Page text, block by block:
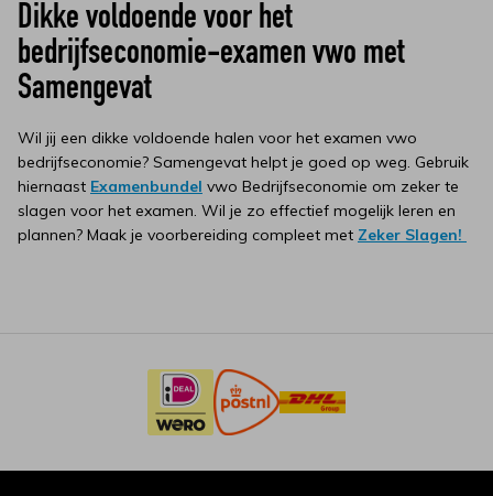
Dikke voldoende voor het
bedrijfseconomie-examen vwo met
Samengevat
Wil jij een dikke voldoende halen voor het examen vwo
bedrijfseconomie? Samengevat helpt je goed op weg. Gebruik
hiernaast Examenbundel vwo Bedrijfseconomie om zeker te
slagen voor het examen. Wil je zo effectief mogelijk leren en
plannen? Maak je voorbereiding compleet met Zeker Slagen!